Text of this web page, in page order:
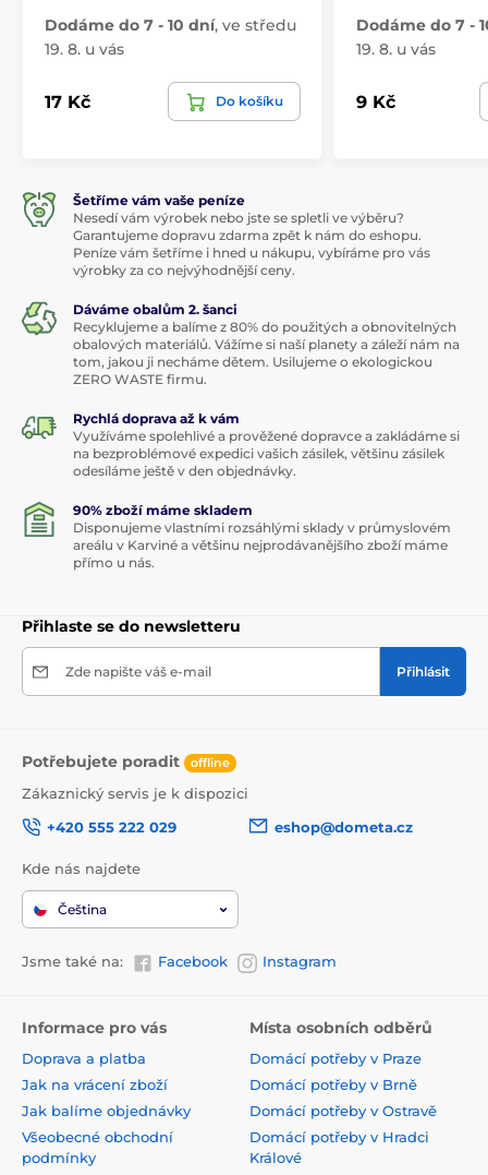
Dodáme do 7 - 10 dní, ve středu
19. 8. u vás
17 Kč Do košíku
Dodáme do 7 -
19. 8. u vás
9 Kč
Šetříme vám vaše peníze
Nesedí vám výrobek nebo jste se spletli ve výběru?
Garantujeme dopravu zdarma zpět k nám do eshopu.
Peníze vám šetříme i hned u nákupu, vybíráme pro vás
výrobky za co nejvýhodnější ceny.
Dáváme obalům 2. šanci
Recyklujeme a balíme z 80% do použitých a obnovitelných
obalových materiálů. Vážíme si naší planety a záleží nám na
tom, jakou ji necháme dětem. Usilujeme o ekologickou
ZERO WASTE firmu.
Rychlá doprava až k vám
Využíváme spolehlivé a prověžené dopravce a zakládáme si
na bezproblémové expedici vašich zásilek, většinu zásilek
odesíláme ještě v den objednávky.
90% zboží máme skladem
Disponujeme vlastními rozsáhlými sklady v průmyslovém
areálu v Karviné a většinu nejprodávanějšího zboží máme
přímo u nás.
Přihlaste se do newsletteru
Zde napište váš e-mail Přihlásit
Potřebujete poradit offline
Zákaznický servis je k dispozici
+420 555 222 029
eshop@dometa.cz
Kde nás najdete
Čeština
Jsme také na: Facebook Instagram
Informace pro vás
Doprava a platba
Jak na vrácení zboží
Jak balíme objednávky
Všeobecné obchodní
podmínky
Místa osobních odběrů
Domácí potřeby v Praze
Domácí potřeby v Brně
Domácí potřeby v Ostravě
Domácí potřeby v Hradci
Králové